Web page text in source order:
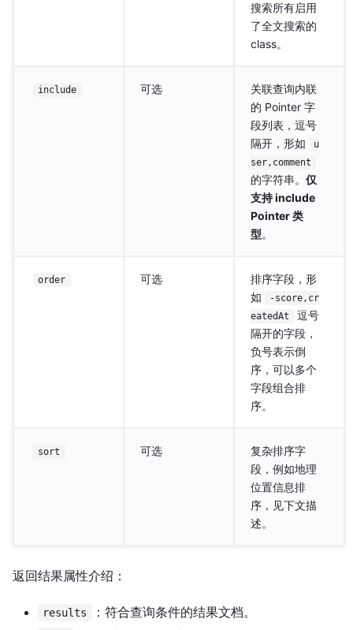
搜索所有启用
了全文搜索的
class。
include 可选
关联查询内联
的 Pointer 字
段列表，逗号
隔开，形如
u
ser,comment
的字符串。 仅
支持 include
Pointer 类
型。
order 可选
排序字段，形
如
-score,cr
eatedAt
逗号
隔开的字段，
负号表示倒
序，可以多个
字段组合排
序。
sort 可选
复杂排序字
段，例如地理
位置信息排
序，见下文描
述。
返回结果属性介绍：
results ：符合查询条件的结果文档。